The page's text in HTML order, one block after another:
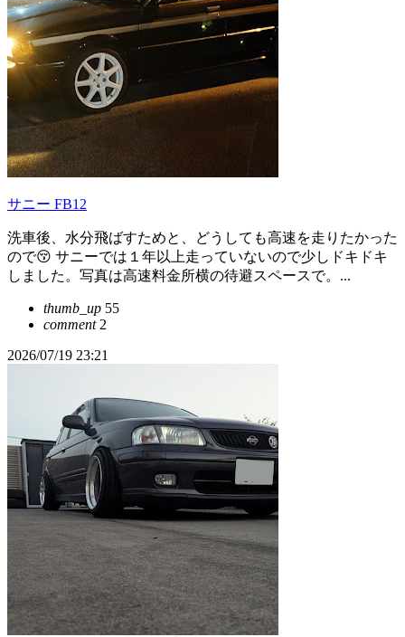
サニー FB12
洗車後、水分飛ばすためと、どうしても高速を走りたかった
ので😚 サニーでは１年以上走っていないので少しドキドキ
しました。写真は高速料金所横の待避スペースで。...
thumb_up 55
comment2
2026/07/19 23:21